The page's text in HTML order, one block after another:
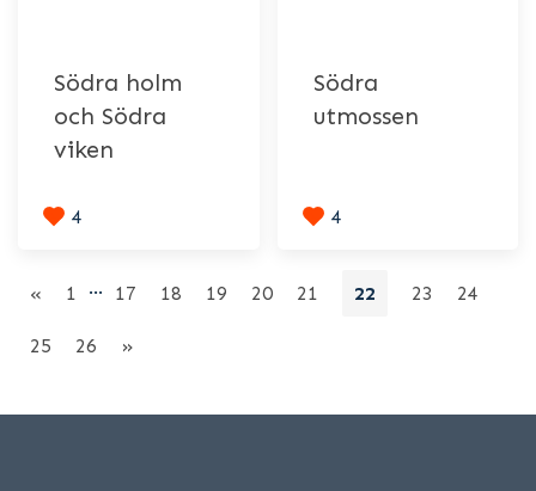
Södra holm
och Södra
viken
4
Södra
utmossen
4
« 1 … 17 18 19 20 21 22 23 24
25 26 »